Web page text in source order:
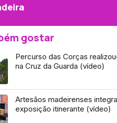
gostar
Percurso das Corças
na Cruz da Guarda (vídeo)
Artesãos madeirenses
exposição itinerante (vídeo)